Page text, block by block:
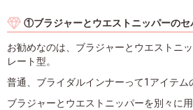
①ブラジャーとウエストニッパーのセ
お勧めなのは、ブラジャーとウエストニ
レート型。
普通、ブライダルインナーって1アイテム
ブラジャーとウエストニッパーを別々に